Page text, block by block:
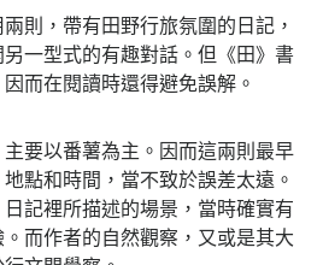
則，帶有田野行旅氛圍的日記，
一型式的有趣對話。但《田》書
而在閱讀時還得避免誤解。
要以番薯為主。因而這兩則最早
點和時間，當不致於誤差太遠。
記裡所描述的場景，當時確實有
而作者的自然觀察，又或是其大